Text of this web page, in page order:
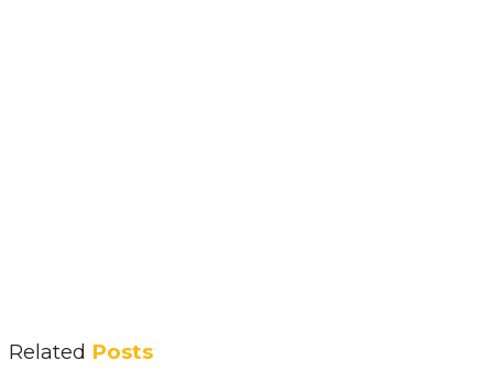
Related Posts